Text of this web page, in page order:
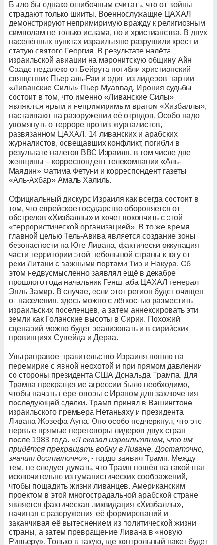
Было бы однако ошибочным считать, что от войны
страдают только шииты. Военнослужащие ЦАХАЛ
демонстрируют непримиримую вражду к религиозным
символам не только ислама, но и христианства. В двух
населённых пунктах израильтяне разрушили крест и
статую святого Георгия. В результате налёта
израильской авиации на маронитскую общину Айн
Сааде недалеко от Бейрута погибли христианский
священник Пьер аль-Раи и один из лидеров партии
«Ливанские Силы» Пьер Муаввад. Ирония судьбы
состоит в том, что именно «Ливанские Силы»
являются ярым и непримиримым врагом «Хизбаллы»,
настаивают на разоружении её отрядов. Особо надо
упомянуть о терроре против журналистов,
развязанном ЦАХАЛ. 14 ливанских и арабских
журналистов, освещавших конфликт, погибли в
результате налетов ВВС Израиля, в том числе две
женщины – корреспондент телекомпании «Аль-
Маядин» Фатима Фетуни и корреспондент газеты
«Аль-Ахбар» Амаль Халиль.
Официальный дискурс Израиля как всегда состоит в
том, что еврейское государство обороняется от
обстрелов «Хизбаллы» и хочет покончить с этой
«террористической организацией». В то же время
главной целью Тель-Авива является создание зоны
безопасности на Юге Ливана, фактически оккупация
части территории этой небольшой страны к югу от
реки Литани с важными портами Тир и Накура. Об
этом недвусмысленно заявлял ещё в декабре
прошлого года начальник Генштаба ЦАХАЛ генерал
Эяль Замир. В случае, если этот регион будет очищен
от населения, здесь можно с лёгкостью разместить
израильских поселенцев, а затем аннексировать эти
земли как Голанские высоты в Сирии. Похожий
сценарий можно будет реализовать и в сирийских
провинциях Сувейда и Дераа.
Ультраправое правительство Израиля пошло на
перемирие с явной неохотой и при прямом давлении
со стороны президента США Дональда Трампа. Для
Трампа прекращение агрессии было необходимо,
чтобы начать переговоры с Ираном для заключения
последующей сделки. Трамп принял в Вашингтоне
израильского премьера Нетаньяху и президента
Ливана Жозефа Ауна. Оно особо подчеркнул, что это
первые прямые переговоры лидеров двух стран
после 1983 года. «Я сказал израильтянам, что им
придётся прекращать войну в Ливане. Достаточно,
значит достаточно», - гордо заявил Трамп. Между
тем, не следует думать, что Трамп пошёл на такой шаг
исключительно из гуманистических соображений,
чтобы пощадить жизни ливанцев. Американским
проектом в этой многострадальной арабской стране
является фактическая ликвидация «Хизбаллы»,
начиная с разоружения её формирований и
заканчивая её вытеснением из политической жизни
страны, а затем превращение Ливана в «новую
Ривьеру». Только в такую, где контрольный пакет будет